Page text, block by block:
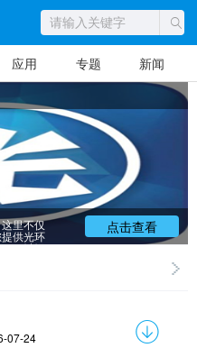
应用 专题 新闻
里不仅
供光环
一键绿
您下
软件，
点击查看
07-24